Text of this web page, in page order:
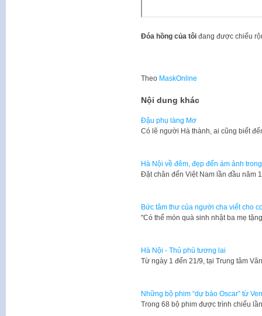
Đóa hồng của tôiđang được chiếu
Theo MaskOnline
Nội dung khác
Đậu phụ làng Mơ
Có lẽ người Hà thành, ai cũng biết
Hà Nội về đêm, đẹp đến ám ảnh
Đặt chân đến Việt Nam lần đầu năm
Bức tâm thư của người cha viết cho
​"Có thể món quà sinh nhật ba mẹ
Hà Nội - Thủ phủ tương lai
Từ ngày 1 đến 21/9, tại Trung tâm
Những bộ phim “dự báo Oscar” từ
Trong 68 bộ phim được trình chiếu